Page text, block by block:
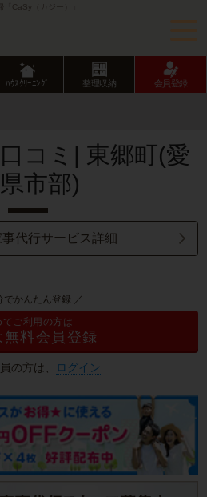
「CaSy（カジー）」
ﾊｳｽｸﾘｰﾆﾝｸﾞ 整理収納 会員登録
コミ| 東郷町(愛
市部)
代行サービス詳細
でかんたん登録 ／
てご利用の方は
無料会員登録
の方は、 ログイン